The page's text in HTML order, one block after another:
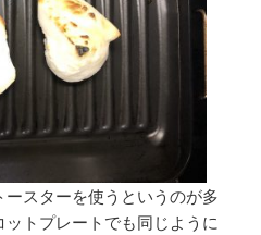
スターを使うというのが多
トプレートでも同じように